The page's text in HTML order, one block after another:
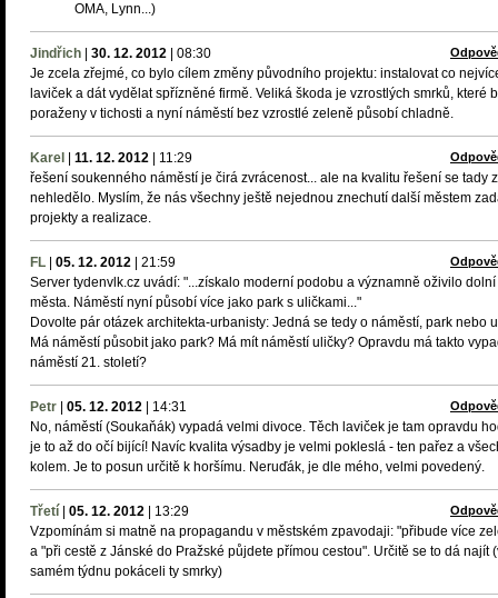
OMA, Lynn...)
Jindřich 30. 12. 2012 08:30
Je zcela zřejmé, co bylo cílem změny původního projektu: instalovat co
laviček a dát vydělat spřízněné firmě. Veliká škoda je vzrostlých smrků, které
poraženy v tichosti a nyní náměstí bez vzrostlé zeleně působí chladně.
Karel 11. 12. 2012 11:29
řešení soukenného náměstí je čirá zvrácenost... ale na kvalitu řešení se tady
nehledělo. Myslím, že nás všechny ještě nejednou znechutí další městem
projekty a realizace.
FL 05. 12. 2012 21:59
Server tydenvlk.cz uvádí: "...získalo moderní podobu a významně oživilo
města. Náměstí nyní působí více jako park s uličkami..."
Dovolte pár otázek architekta-urbanisty: Jedná se tedy o náměstí, park nebo
Má náměstí působit jako park? Má mít náměstí uličky? Opravdu má takto
náměstí 21. století?
Petr 05. 12. 2012 14:31
No, náměstí (Soukaňák) vypadá velmi divoce. Těch laviček je tam opravdu
je to až do očí bijící! Navíc kvalita výsadby je velmi pokleslá - ten pařez a
kolem. Je to posun určitě k horšímu. Neruďák, je dle mého, velmi povedený.
Třetí 05. 12. 2012 13:29
Vzpomínám si matně na propagandu v městském zpavodaji: "přibude více
a "při cestě z Jánské do Pražské půjdete přímou cestou". Určitě se to dá najít
samém týdnu pokáceli ty smrky)